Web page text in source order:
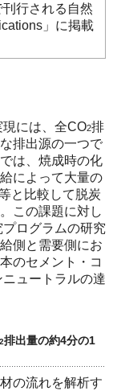
行される自然
」に掲載
には、全CO2排
排出源の一つで
は、焼成時の化
によって大量の
と比較して脱炭
この課題に対し
ログラムの研究
側と需要側にお
のセメント・コ
ュートラルの達
2排出量の約4分の1
の流れを解析す